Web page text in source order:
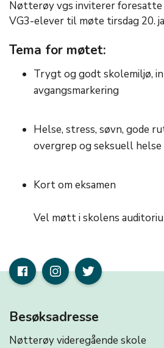
Nøtterøy vgs inviterer foresatte
VG3-elever til møte tirsdag 20.
Tema for møtet:
Trygt og godt skolemiljø,
avgangsmarkering
Helse, stress, søvn, gode
overgrep og seksuell helse
Kort om eksamen
Vel møtt i skolens
Besøksadresse
Nøtterøy videregående skole